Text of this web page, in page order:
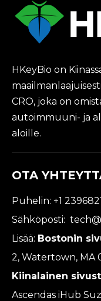
HKeyBio on
CRO, joka on
autoimmuuni- ja
aloille.
OTA
Puhelin: +1
Sähköposti:
Lisää: Bostonin
2, Watertown, MA
Kiinalainen
Ascendas iHub